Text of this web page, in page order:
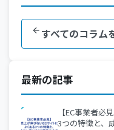
すべてのコラム
最新の記事
【EC事業者必
3つの特徴と、